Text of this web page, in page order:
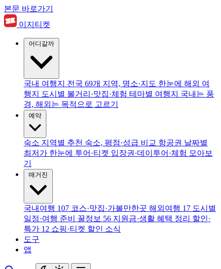
본문 바로가기
이지티켓
국내 여행지 전국 69개 지역, 명소·지도 한눈에 해외 여
행지
도시별 볼거리·맛집·체험 테마별 여행지
국내는 풍
경, 해외는 목적으로 고르기
숙소 지역별 추천 숙소, 평점·성급 비교 항공권 날짜별
최저가 한눈에 투어·티켓 입장권·데이투어·체험 모아보
기
국내여행 107 코스·맛집·가볼만한곳 해외여행 17 도시별
일정·여행 준비
꿀정보 56 지원금·생활 혜택 정리 할인·
특가 12 쇼핑·티켓 할인 소식
도구
앱